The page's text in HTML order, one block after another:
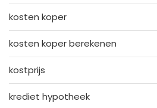
kosten koper
kosten koper berekenen
kostprijs
krediet hypotheek